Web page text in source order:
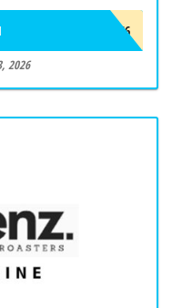
ADC9966
2026